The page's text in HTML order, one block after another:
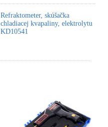
Refraktometer, skúšačka
chladiacej kvapaliny, elektrolytu
KD10541